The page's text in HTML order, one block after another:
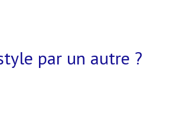
par un autre ?